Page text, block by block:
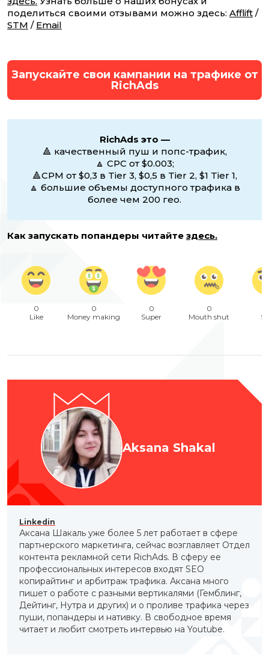
поделиться своими отзывами можно здесь: Afflift /
STM / Email
Запускайте свои кампании на трафике от
RichAds
RichAds это —
🔺 качественный пуш и попс-трафик,
🔼 CPC от $0.003;
🔺CPM от $0,3 в Tier 3, $0,5 в Tier 2, $1 Tier 1,
🔼 большие объемы доступного трафика в
более чем 200 гео.
Как запускать попандеры читайте здесь.
0
Like
0
Money making
0
Super
0
Mouth shut
Aksana Shakal
Linkedin
Аксана Шакаль уже более 5 лет работает в сфере
партнерского маркетинга, сейчас возглавляет Отдел
контента рекламной сети RichAds. В сферу ее
профессиональных интересов входят SEO
копирайтинг и арбитраж трафика. Аксана много
пишет о работе с разными вертикалями (Гемблинг,
Дейтинг, Нутра и других) и о проливе трафика через
пуши, попандеры и нативку. В свободное время
читает и любит смотреть интервью на Youtube.